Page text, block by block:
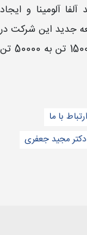
آلومینا و ایجاد
جدید این شرکت در
سال 1401 آغاز گردید و ظرفیت تولید آلپاکو از 15000 تن به 50000 تن
ارتباط با ما
دکتر مجید جعفری